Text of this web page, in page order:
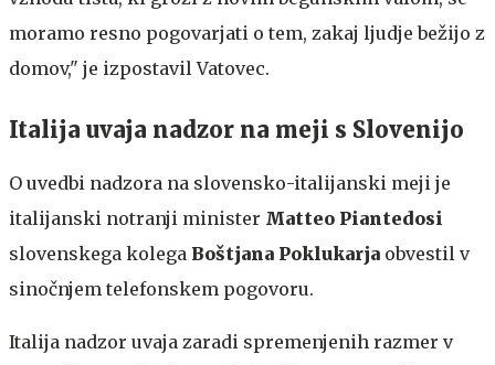
moramo resno pogovarjati o tem, zakaj ljudje bežijo z
domov," je izpostavil Vatovec.
Italija uvaja nadzor na meji s Slovenijo
O uvedbi nadzora na slovensko-italijanski meji je
italijanski notranji minister Matteo Piantedosi
slovenskega kolega Boštjana Poklukarja obvestil v
sinočnjem telefonskem pogovoru.
Italija nadzor uvaja zaradi spremenjenih razmer v